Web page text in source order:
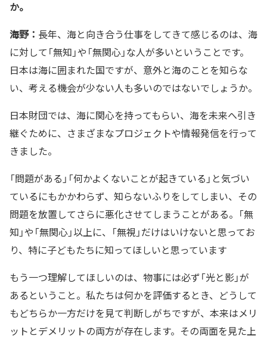
か。
海野： 長年、海と向き合う仕事をしてきて感じるのは、海
に対して「無知」や「無関心」な人が多いということです。
日本は海に囲まれた国ですが、意外と海のことを知らな
い、考える機会が少ない人も多いのではないでしょうか。
日本財団では、海に関心を持ってもらい、海を未来へ引き
継ぐために、さまざまなプロジェクトや情報発信を行って
きました。
「問題がある」「何かよくないことが起きている」と気づい
ているにもかかわらず、知らないふりをしてしまい、その
問題を放置してさらに悪化させてしまうことがある。「無
知」や「無関心」以上に、「無視」だけはいけないと思ってお
り、特に子どもたちに知ってほしいと思っています
もう一つ理解してほしいのは、物事には必ず「光と影」が
あるということ。私たちは何かを評価するとき、どうして
もどちらか一方だけを見て判断しがちですが、本来はメリ
ットとデメリットの両方が存在します。その両面を見た上